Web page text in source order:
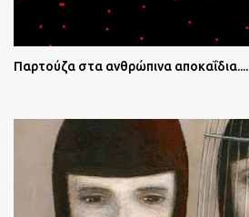
Παρτούζα στα ανθρώπινα αποκαΐδια....